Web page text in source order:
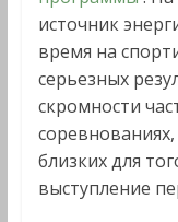
источник
время на
серьезных
скромности
близких для
выступление